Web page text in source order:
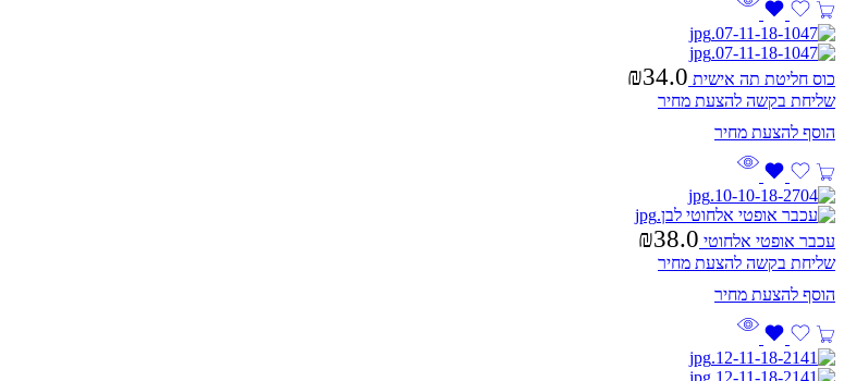
כוס חליטת תה אישית ₪34.0
שליחת בקשה להצעת מחיר
עכבר אופטי אלחוטי ₪38.0
שליחת בקשה להצעת מחיר